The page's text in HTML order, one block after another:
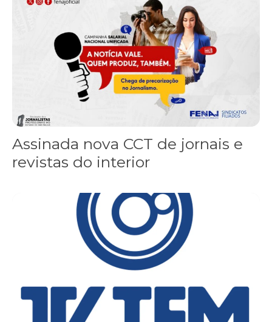
Assinada nova CCT de jornais e
revistas do interior
Sindicato leva reivindicações à TV TEM, denunciada de cometer